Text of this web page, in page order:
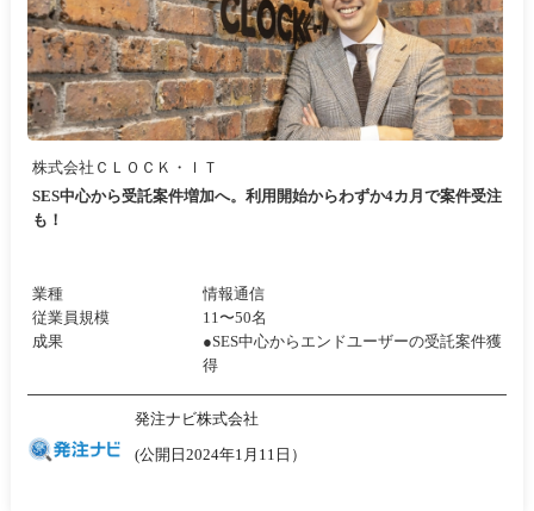
株式会社ＣＬＯＣＫ・ＩＴ
SES中心から受託案件増加へ。利用開始からわずか4カ月で案件受注
も！
業種
情報通信
従業員規模
11〜50名
成果
●SES中心からエンドユーザーの受託案件獲
得
発注ナビ株式会社
(公開日2024年1月11日）